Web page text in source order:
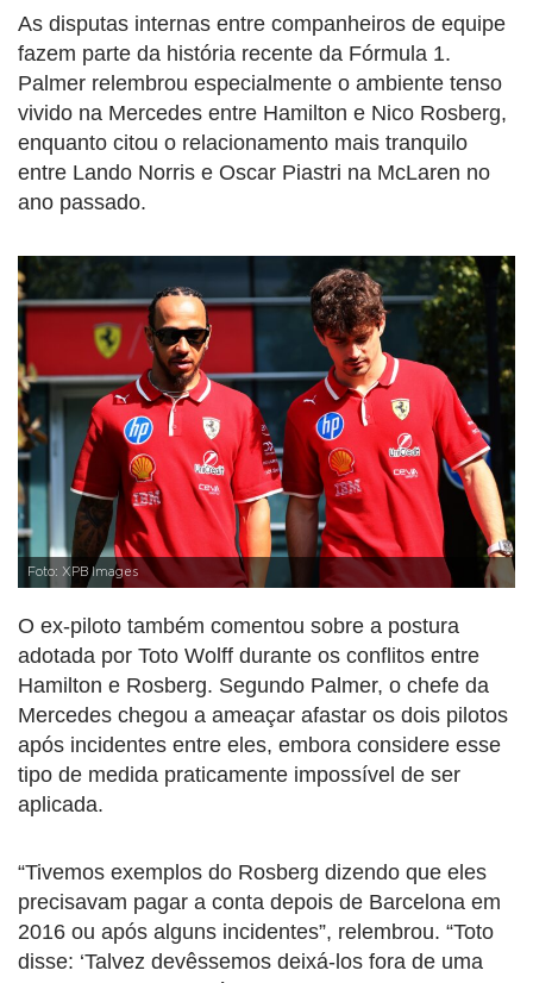
As disputas internas entre companheiros de equipe
fazem parte da história recente da Fórmula 1.
Palmer relembrou especialmente o ambiente tenso
vivido na Mercedes entre Hamilton e Nico Rosberg,
enquanto citou o relacionamento mais tranquilo
entre Lando Norris e Oscar Piastri na McLaren no
ano passado.
Foto: XPB Images
O ex-piloto também comentou sobre a postura
adotada por Toto Wolff durante os conflitos entre
Hamilton e Rosberg. Segundo Palmer, o chefe da
Mercedes chegou a ameaçar afastar os dois pilotos
após incidentes entre eles, embora considere esse
tipo de medida praticamente impossível de ser
aplicada.
“Tivemos exemplos do Rosberg dizendo que eles
precisavam pagar a conta depois de Barcelona em
2016 ou após alguns incidentes”, relembrou. “Toto
disse: ‘Talvez devêssemos deixá-los fora de uma